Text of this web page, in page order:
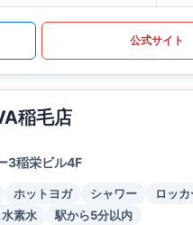
公式サイト
稲毛店
3稲栄ビル4F
ホットヨガ シャワー ロッ
水素水 駅から5分以内